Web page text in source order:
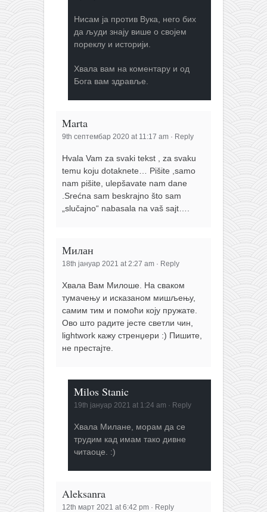
Нисам ја против Вука, него бих
да људи знају више о својем
пореклу и историји.
Хвала вам на коментару и од
Бога вам здравље.
Marta
9th септембар 2020 at 11:17 am · Reply
Hvala Vam za svaki tekst , za svaku
temu koju dotaknete… Pišite ,samo
nam pišite, ulepšavate nam dane
.Srećna sam beskrajno što sam
„slučajno“ nabasala na vaš sajt….
Милан
18th јануар 2021 at 2:27 am · Reply
Хвала Вам Милоше. На сваком
тумачењу и исказаном мишљењу,
самим тим и помоћи коју пружате.
Ово што радите јесте светли чин,
lightwork кажу стренџери :) Пишите,
не престајте.
Milos Stanic
19th јануар 2021 at 1:24 am · Reply
Хвала Милане, морам да се
трудим кад имам тако дивне
читаоце. :)
Aleksanra
12th март 2021 at 6:42 pm · Reply